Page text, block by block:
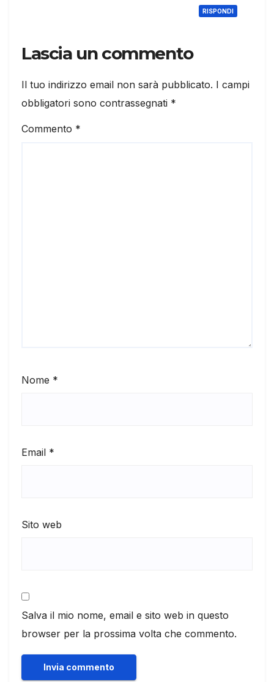
RISPONDI
Lascia un commento
Il tuo indirizzo email non sarà pubblicato. I campi
obbligatori sono contrassegnati *
Commento *
Nome *
Email *
Sito web
Salva il mio nome, email e sito web in questo
browser per la prossima volta che commento.